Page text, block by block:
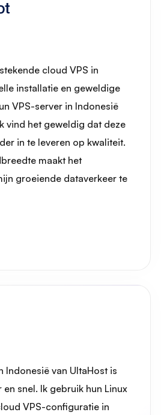
cloud VPS in
installatie en geweldige
VPS-server in Indonesië
vind het geweldig dat deze
in te leveren op kwaliteit.
maakt het
groeiende dataverkeer te
Indonesië van UltaHost is
snel. Ik gebruik hun Linux
VPS-configuratie in